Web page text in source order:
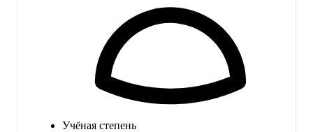
Учёная степень